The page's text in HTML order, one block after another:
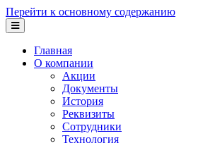
Перейти к основному содержанию
Главная
О компании
Акции
Документы
История
Реквизиты
Сотрудники
Технология